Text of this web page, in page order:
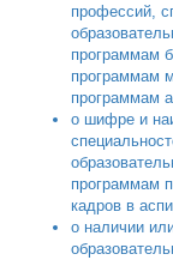
профессий,
программам
программам
программам
о шифре и
программам
кадров в
о наличии